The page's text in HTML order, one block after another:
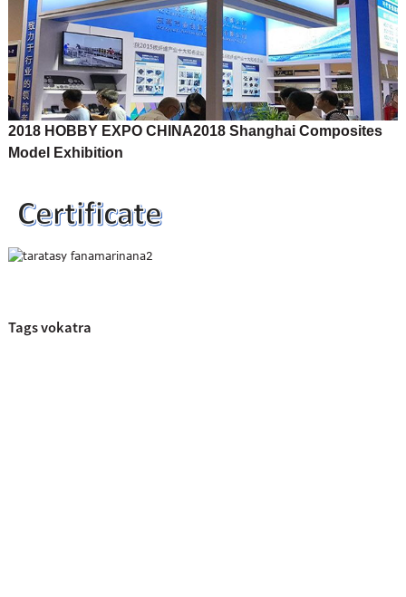
2018 HOBBY EXPO CHINA2018 Shanghai Composites
Model Exhibition
Tags vokatra